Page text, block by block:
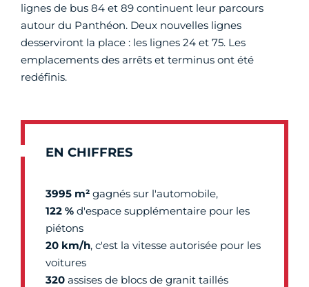
lignes de bus 84 et 89 continuent leur parcours
autour du Panthéon. Deux nouvelles lignes
desserviront la place : les lignes 24 et 75. Les
emplacements des arrêts et terminus ont été
redéfinis.
EN CHIFFRES
3995 m² gagnés sur l'automobile,
122 % d'espace supplémentaire pour les
piétons
20 km/h, c'est la vitesse autorisée pour les
voitures
320 assises de blocs de granit taillés